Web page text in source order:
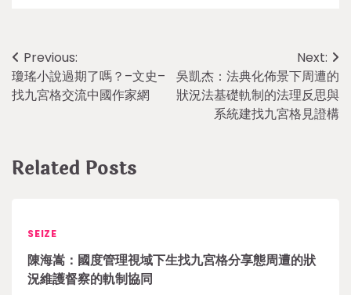
Post
navigation
Previous:
瓊瑤小說過期了嗎？–文史–
找九宮格交流中國作家網
Next:
吳凱杰：法典化佈景下周遭的
狀況法基礎軌制的法理反思與
系統建找九宮格見證構
Related Posts
SEIZE
陳海嵩：國度管理視域下生找九宮格分享態周遭的狀
況維護督察的軌制協同